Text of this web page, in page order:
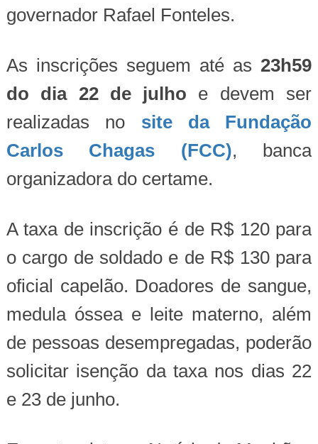
governador Rafael Fonteles.
As inscrições seguem até as 23h59
do dia 22 de julho e devem ser
realizadas no site da Fundação
Carlos Chagas (FCC), banca
organizadora do certame.
A taxa de inscrição é de R$ 120 para
o cargo de soldado e de R$ 130 para
oficial capelão. Doadores de sangue,
medula óssea e leite materno, além
de pessoas desempregadas, poderão
solicitar isenção da taxa nos dias 22
e 23 de junho.